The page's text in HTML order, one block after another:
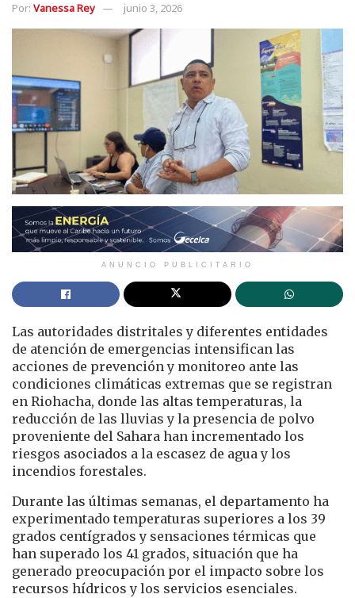
Por: Vanessa Rey junio 3, 2026
ANUNCIO PUBLICITARIO
Las autoridades distritales y diferentes entidades
de atención de emergencias intensifican las
acciones de prevención y monitoreo ante las
condiciones climáticas extremas que se registran
en Riohacha, donde las altas temperaturas, la
reducción de las lluvias y la presencia de polvo
proveniente del Sahara han incrementado los
riesgos asociados a la escasez de agua y los
incendios forestales.
Durante las últimas semanas, el departamento ha
experimentado temperaturas superiores a los 39
grados centígrados y sensaciones térmicas que
han superado los 41 grados, situación que ha
generado preocupación por el impacto sobre los
recursos hídricos y los servicios esenciales.